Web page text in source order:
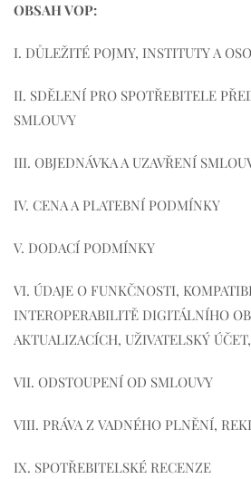
OBSAH VOP:
I. DŮLEŽITÉ POJMY, INSTITUTY A
II. SDĚLENÍ PRO SPOTŘEBITELE
SMLOUVY
III. OBJEDNÁVKA A UZAVŘENÍ
IV. CENA A PLATEBNÍ PODMÍNKY
V. DODACÍ PODMÍNKY
VI. ÚDAJE O FUNKČNOSTI,
INTEROPERABILITĚ DIGITÁLNÍHO
AKTUALIZACÍCH, UŽIVATELSKÝ
VII. ODSTOUPENÍ OD SMLOUVY
VIII. PRÁVA Z VADNÉHO PLNĚNÍ,
IX. SPOTŘEBITELSKÉ RECENZE